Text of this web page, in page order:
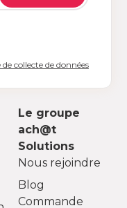
Le groupe
ach@t
Solutions
Nous rejoindre
Blog
Commande
collecte de données